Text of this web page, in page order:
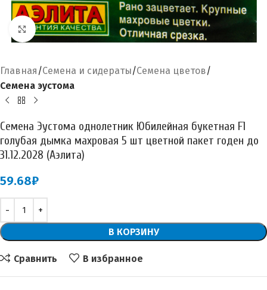
Увеличить
Главная Семена и сидераты Семена цветов
Семена эустома
Семена Эустома однолетник Юбилейная букетная F1
голубая дымка махровая 5 шт цветной пакет годен до
31.12.2028 (Аэлита)
59.68₽
В КОРЗИНУ
Сравнить В избранное